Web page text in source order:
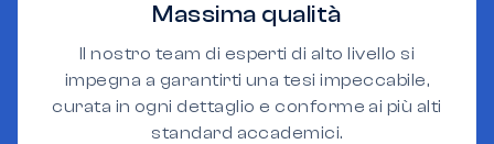
Massima qualità
Il nostro team di esperti di alto livello si
impegna a garantirti una tesi impeccabile,
curata in ogni dettaglio e conforme ai più alti
standard accademici.